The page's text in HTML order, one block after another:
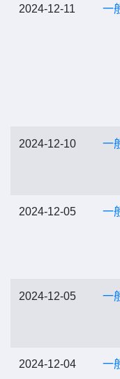
2024-12-11 一
2024-12-10 一
2024-12-05 一
2024-12-05 一
2024-12-04 一